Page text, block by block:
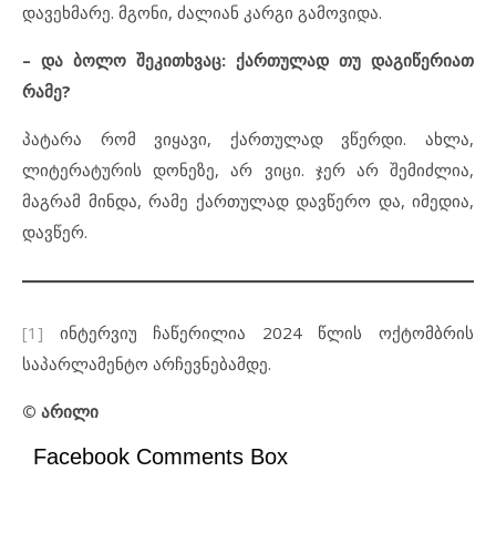
დავეხმარე. მგონი, ძალიან კარგი გამოვიდა.
– და ბოლო შეკითხვაც: ქართულად თუ დაგიწერიათ
რამე?
პატარა რომ ვიყავი, ქართულად ვწერდი. ახლა,
ლიტერატურის დონეზე, არ ვიცი. ჯერ არ შემიძლია,
მაგრამ მინდა, რამე ქართულად დავწერო და, იმედია,
დავწერ.
[1] ინტერვიუ ჩაწერილია 2024 წლის ოქტომბრის
საპარლამენტო არჩევნებამდე.
© არილი
Facebook Comments Box